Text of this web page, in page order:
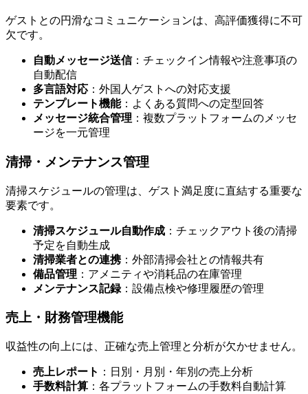
ゲストとの円滑なコミュニケーションは、高評価獲得に不可
欠です。
自動メッセージ送信：チェックイン情報や注意事項の
自動配信
多言語対応 ：外国人ゲストへの対応支援
テンプレート機能：よくある質問への定型回答
メッセージ統合管理 ：複数プラットフォームのメッセ
ージを一元管理
清掃・メンテナンス管理
清掃スケジュールの管理は、ゲスト満足度に直結する重要な
要素です。
清掃スケジュール自動作成 ：チェックアウト後の清掃
予定を自動生成
清掃業者との連携：外部清掃会社との情報共有
備品管理 ：アメニティや消耗品の在庫管理
メンテナンス記録：設備点検や修理履歴の管理
売上・財務管理機能
収益性の向上には、正確な売上管理と分析が欠かせません。
売上レポート ：日別・月別・年別の売上分析
手数料計算 ：各プラットフォームの手数料自動計算